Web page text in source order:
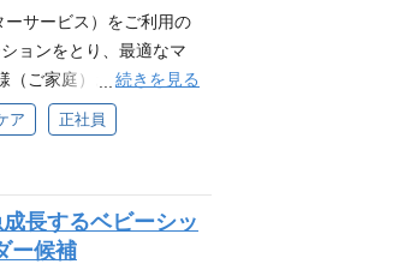
感じている社員が多く
事ができる環境です。
ただき、徐々にプロと
景 介護保険外の介護・
ビスをお届けする為
本社について 広尾本社
めのフリースペースTHI
置されたエスプレッソマ
を大切に仕事をするこ
迎要件 ・高齢者サービ
成経験 配属先情報 業
ーを中心に活躍してい
。お客様のご要望は千
ができる環境です。業
だき、徐々にプロとし
について 広尾本社は日
名（採用担当2名、研修
サービス）をご利用の
ョンをとり、最適なマ
（ご家庭）およびナニー
様のご状況やご要望に
サービスのご説明（オ
お客様向けのご案内・
客対応経験（業界不
・基本的なPCスキル（E
検索を行う、マルチタ
続きを見る
ア 正社員
長するベビーシッ
ー候補